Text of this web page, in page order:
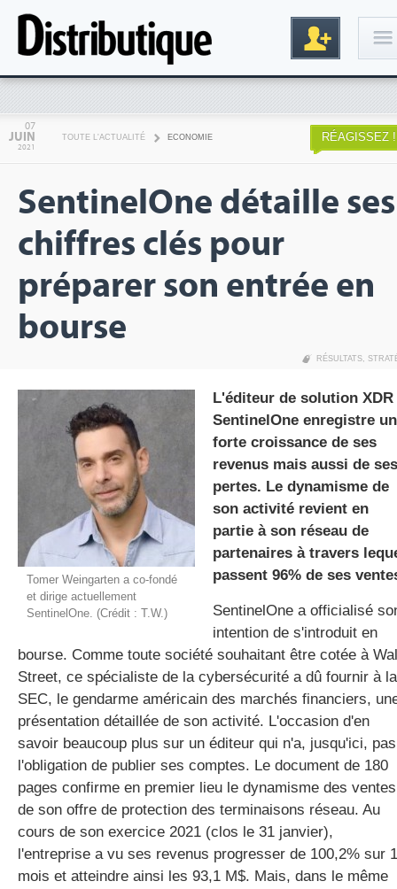
Inscription
gratuite
07
JUIN
2021
TOUTE L'ACTUALITÉ ECONOMIE RÉAGISSEZ !
SentinelOne détaille ses
chiffres clés pour
préparer son entrée en
bourse
RÉSULTATS,
Tomer Weingarten a co-fondé
et dirige actuellement
SentinelOne. (Crédit : T.W.)
L'éditeur de solution XDR
SentinelOne enregistre
forte croissance de ses
revenus mais aussi de ses
pertes. Le dynamisme de
son activité revient en
partie à son réseau de
partenaires à travers
passent 96% de ses
SentinelOne a officialisé
intention de s'introduit en
bourse. Comme toute société souhaitant être cotée à
Street, ce spécialiste de la cybersécurité a dû fournir à la
SEC, le gendarme américain des marchés financiers,
présentation détaillée de son activité. L'occasion d'en
savoir beaucoup plus sur un éditeur qui n'a, jusqu'ici, pas
l'obligation de publier ses comptes. Le document de 180
pages confirme en premier lieu le dynamisme des ventes
de son offre de protection des terminaisons réseau. Au
cours de son exercice 2021 (clos le 31 janvier),
l'entreprise a vu ses revenus progresser de 100,2% sur
mois et atteindre ainsi les 93,1 M$. Mais, dans le même